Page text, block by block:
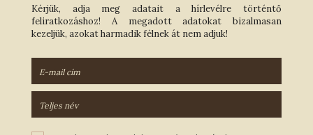
Kérjük, adja meg adatait a hírlevélre történtő
feliratkozáshoz! A megadott adatokat bizalmasan
kezeljük, azokat harmadik félnek át nem adjuk!